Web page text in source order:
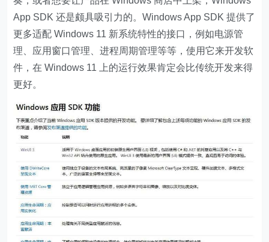
App SDK 还是颇具吸引力的。Windows App SDK 提供了
更多适配 Windows 11 新系统特性的接口，例如电源管
理、应用窗口管理、进程周期管理等等，使用它来开发软
件，在 Windows 11 上的运行效果肯定会比传统开发来得
更好。